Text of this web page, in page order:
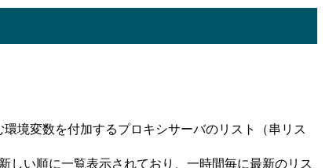
境変数を付加するプロキシサーバのリスト（串リス
しい順に一覧表示されており、一時間毎に最新のリス